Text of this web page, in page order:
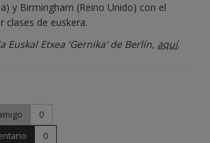
y Birmingham (Reino Unido) con el
clases de euskera.
Euskal Etxea 'Gernika' de Berlín, aquí.
0
0